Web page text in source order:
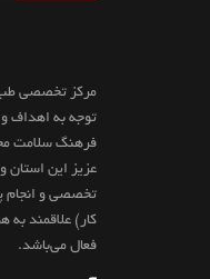
مرکز تخصصی طب
توجه به اهداف
فرهنگ سلامت
عزیز این
تخصصی و انجام
کار) علاقمند
فعال می‌باشد.